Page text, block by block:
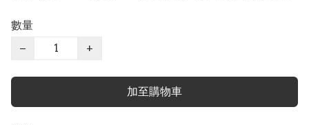
數量
−
+
加至購物車